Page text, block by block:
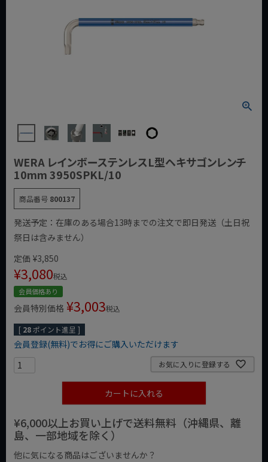
WERA レインボーステンレスL型ヘキサゴンレンチ
10mm 3950SPKL/10
商品番号 800137
発送予定：在庫のある場合13時までの注文で即日発送（土日祝
祭日は含みません）
定価 ¥3,850
¥3,080税込
会員価格あり
会員特別価格 ¥3,003税込
[ 28ポイント進呈 ]
会員登録(無料)でお得にご購入いただけます
お気に入りに登録する
カートに入れる
¥6,000以上お買い上げで送料無料（沖縄県、離
島、一部地域を除く）
他に気になる商品はございませんか？